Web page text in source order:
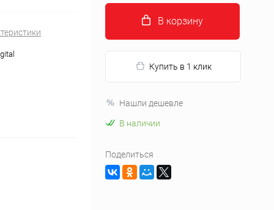
В корзину
Купить в 1 клик
Нашли дешевле
В наличии
Поделиться